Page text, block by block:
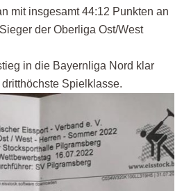
mit insgesamt 44:12 Punkten an
der Oberliga Ost/West
in die Bayernliga Nord klar
Spielklasse.